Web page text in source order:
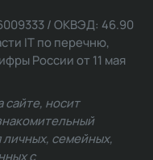
/ ОКВЭД: 46.90
IT по перечню,
России от 11 мая
носит
личных, семейных,
с